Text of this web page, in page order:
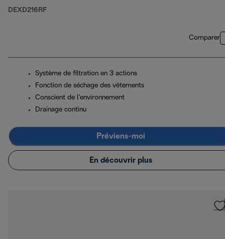
DEXD216RF
Comparer
Système de filtration en 3 actions
Fonction de séchage des vêtements
Conscient de l’environnement
Drainage continu
Préviens-moi
En découvrir plus